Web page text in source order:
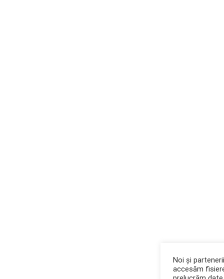
Noi și
accesăm